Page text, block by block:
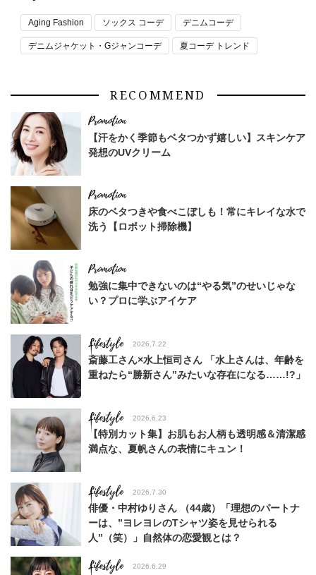
Aging Fashion ソックス コーデ デニムコーデ
デニムジャケット・Gジャンコーデ 夏コーデ トレンド
RECOMMEND
【汗をかく季節もベタつかず嬉しい】スキンケア
発想のUVクリーム
床のベタつきや食べこぼしも！常にキレイな水で
洗う【ロボット掃除機】
勉強に集中できないのは“やる気”のせいじゃな
い？プロに学ぶアイケア
Lifestyle 2026.7.22
斎藤工さん×水上恒司さん 「水上さんは、年齢を
重ねたら“勝新さん”みたいな存在になる……!?」
Lifestyle 2026.6.23
【特別カット集】お肌もお人柄も透明感＆清潔感
満点な、夏帆さんの表情にキュン！
Lifestyle 2026.7.30
俳優・中村ゆりさん （44歳）「理想のパートナ
ーは、”ヨレヨレのTシャツ姿を見せられる
人”（笑）」自然体の恋愛観とは？
Lifestyle 2026.6.29